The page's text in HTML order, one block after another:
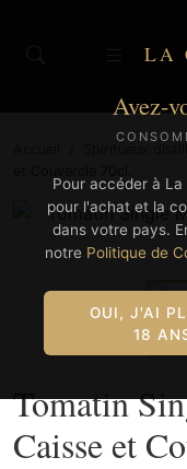
LA
Avez-
Pour accéder à
pour l'achat et la
dans votre pays.
notre Politique de
OUI, J'AI
18
Tomatin
Caisse et